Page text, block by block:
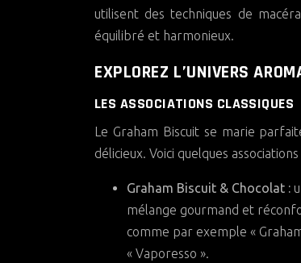
utilisent des techniques de
équilibré et harmonieux.
EXPLOREZ L’UNIVERS
LES ASSOCIATIONS CLASSIQUES
Le Graham Biscuit se marie
délicieux. Voici quelques associations
Graham Biscuit & Chocolat :
mélange gourmand et
comme par exemple «
« Vaporesso ».